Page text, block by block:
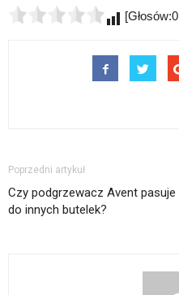
Poprzedni artykuł
Czy podgrzewacz Avent pasuje
do innych butelek?